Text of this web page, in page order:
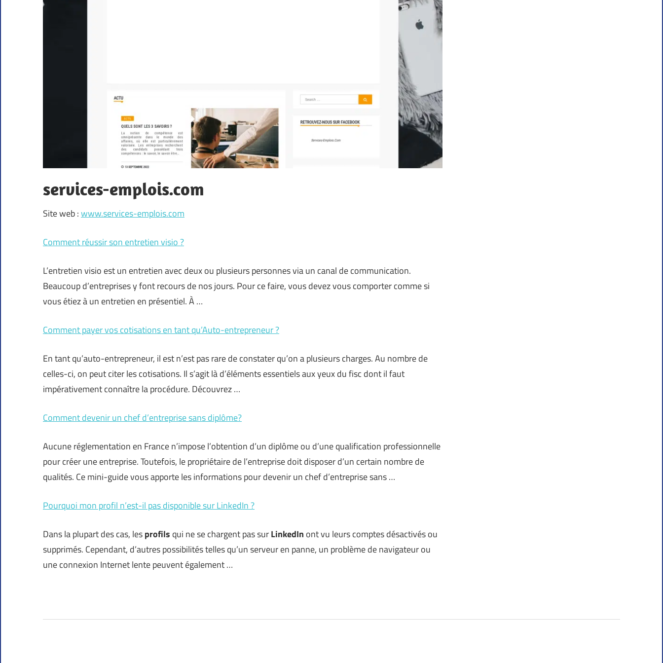
services-emplois.com
Site web :www.services-emplois.com
Comment réussir son entretien visio ?
L’entretien visio est un entretien avec deux ou plusieurs personnes via un canal de communication.
Beaucoup d’entreprises y font recours de nos jours. Pour ce faire, vous devez vous comporter comme si
vous étiez à un entretien en présentiel. À …
Comment payer vos cotisations en tant qu’Auto-entrepreneur ?
En tant qu’auto-entrepreneur, il est n’est pas rare de constater qu’on a plusieurs charges. Au nombre de
celles-ci, on peut citer les cotisations. Il s’agit là d’éléments essentiels aux yeux du fisc dont il faut
impérativement connaître la procédure. Découvrez …
Comment devenir un chef d’entreprise sans diplôme?
Aucune réglementation en France n’impose l’obtention d’un diplôme ou d’une qualification professionnelle
pour créer une entreprise. Toutefois, le propriétaire de l’entreprise doit disposer d’un certain nombre de
qualités. Ce mini-guide vous apporte les informations pour devenir un chef d’entreprise sans …
Pourquoi mon profil n’est-il pas disponible sur LinkedIn ?
Dans la plupart des cas, lesprofils qui ne se chargent pas surLinkedIn ont vu leurs comptes désactivés ou
supprimés. Cependant, d’autres possibilités telles qu’un serveur en panne, un problème de navigateur ou
une connexion Internet lente peuvent également …